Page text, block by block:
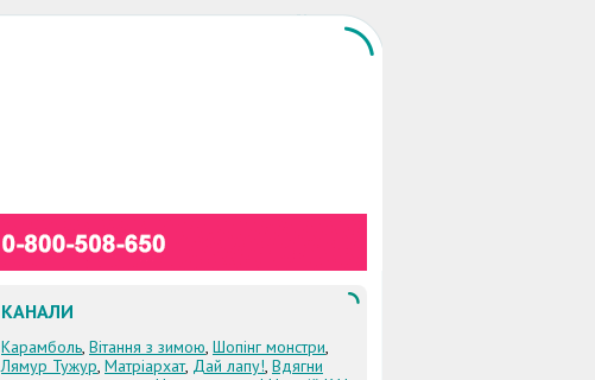
КАНАЛИ
Карамболь, Вітання з зимою, Шопінг монстри,
Лямур Тужур, Матріархат, Дай лапу!, Вдягни